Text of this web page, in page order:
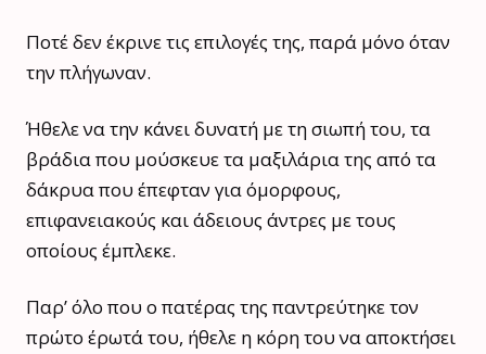
Ποτέ δεν έκρινε τις επιλογές της, παρά μόνο όταν
την πλήγωναν.
Ήθελε να την κάνει δυνατή με τη σιωπή του, τα
βράδια που μούσκευε τα μαξιλάρια της από τα
δάκρυα που έπεφταν για όμορφους,
επιφανειακούς και άδειους άντρες με τους
οποίους έμπλεκε.
Παρ’ όλο που ο πατέρας της παντρεύτηκε τον
πρώτο έρωτά του, ήθελε η κόρη του να αποκτήσει